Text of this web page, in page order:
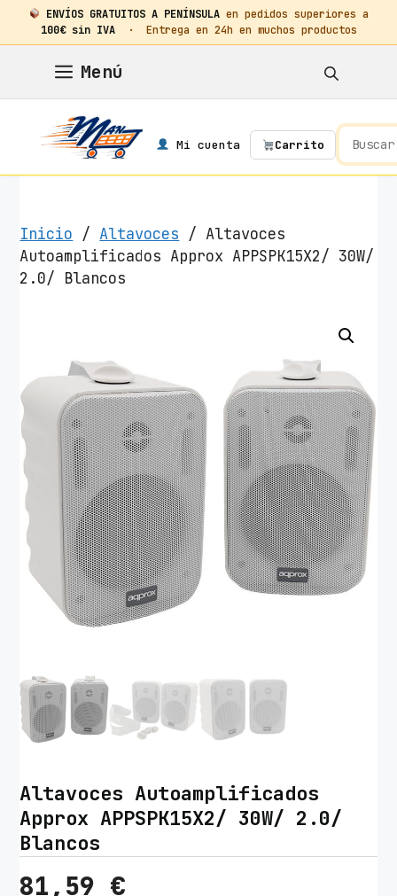
ENVÍOS GRATUITOS A PENÍNSULA en pedidos superiores a
100€ sin IVA· Entrega en 24h en muchos productos
contenido
Menú
Mi cuenta Carrito
Inicio / Altavoces / Altavoces
Autoamplificados Approx APPSPK15X2/ 30W/
2.0/ Blancos
Altavoces Autoamplificados
Approx APPSPK15X2/ 30W/ 2.0/
Blancos
81,59 €